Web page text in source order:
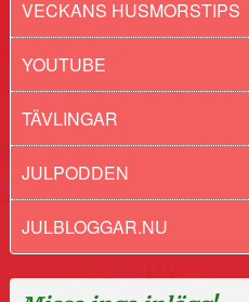
VECKANS HUSMORSTIPS
YOUTUBE
TÄVLINGAR
JULPODDEN
JULBLOGGAR.NU